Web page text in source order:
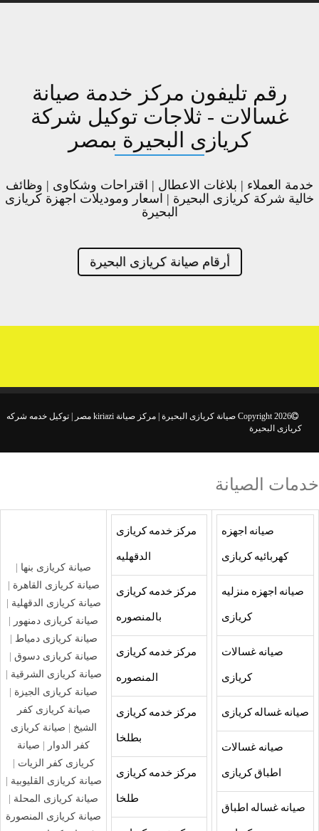
رقم تليفون مركز خدمة صيانة
غسالات - ثلاجات توكيل شركة
كريازى البحيرة بمصر
خدمة العملاء | بلاغات الاعطال | اقتراحات وشكاوى | وظائف
خالية شركة كريازى البحيرة | اسعار وموديلات اجهزة كريازى
البحيرة
أرقام صيانة كريازى البحيرة
Copyright 2026 صيانة كريازى البحيرة | مركز صيانة kiriazi مصر | توكيل خدمه شركه
كريازى البحيرة
خدمات الصيانة
صيانه اجهزه
كهربائيه كريازى
صيانه اجهزه منزليه
كريازى
صيانه غسالات
كريازى
صيانه غساله كريازى
صيانه غسالات
اطباق كريازى
صيانه غساله اطباق
مركز خدمه كريازى
الدقهليه
مركز خدمه كريازى
بالمنصوره
مركز خدمه كريازى
المنصوره
مركز خدمه كريازى
بطلخا
مركز خدمه كريازى
طلخا
صيانة كريازى بنها
صيانة كريازى القاهرة
صيانة كريازى الدقهلية
صيانة كريازى دمنهور
صيانة كريازى دمياط
صيانة كريازى دسوق
صيانة كريازى الشرقية
صيانة كريازى الجيزة
صيانة كريازى كفر
الشيخ
صيانة كريازى
كفر الدوار
صيانة
كريازى كفر الزيات
صيانة كريازى القليوبية
صيانة كريازى المحلة
صيانة كريازى المنصورة